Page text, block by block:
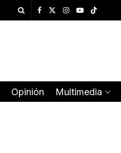
Opinión Multimedia